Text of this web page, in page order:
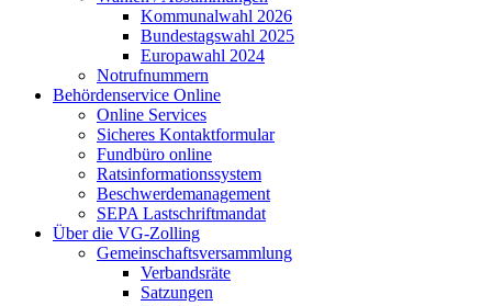
Kommunalwahl 2026
Bundestagswahl 2025
Europawahl 2024
Notrufnummern
Behördenservice Online
Online Services
Sicheres Kontaktformular
Fundbüro online
Ratsinformationssystem
Beschwerdemanagement
SEPA Lastschriftmandat
Über die VG-Zolling
Gemeinschaftsversammlung
Verbandsräte
Satzungen